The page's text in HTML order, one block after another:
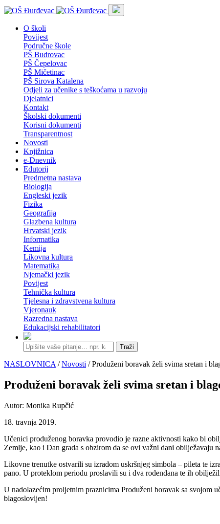
O školi
Povijest
Područne škole
PŠ Budrovac
PŠ Čepelovac
PŠ Mičetinac
PŠ Sirova Katalena
Odjeli za učenike s teškoćama u razvoju
Djelatnici
Kontakt
Školski dokumenti
Korisni dokumenti
Transparentnost
Novosti
Knjižnica
e-Dnevnik
Edutorij
Predmetna nastava
Biologija
Engleski jezik
Fizika
Geografija
Glazbena kultura
Hrvatski jezik
Informatika
Kemija
Likovna kultura
Matematika
Njemački jezik
Povijest
Tehnička kultura
Tjelesna i zdravstvena kultura
Vjeronauk
Razredna nastava
Edukacijski rehabilitatori
Traži
NASLOVNICA /Novosti / Produženi boravak želi svima sretan i
Produženi boravak želi svima sretan i
Autor: Monika Rupčić
18. travnja 2019.
Učenici produženog boravka provodio je razne aktivnosti kako bi
Zemlje, kao i Dan grada s obzirom da se ovi važni dani obilježavaju
Likovne trenutke ostvarili su izradom uskršnjeg simbola – pileta te
pano. U proteklom periodu proslavili su i dva rođendana te ih
U nadolazećim proljetnim praznicima Produženi boravak sa svojom
blagoslovljen!